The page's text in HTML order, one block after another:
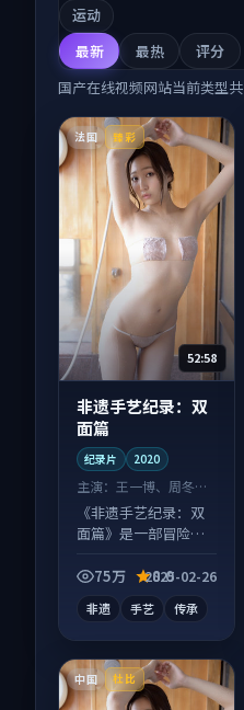
运动
最新
最热
评分
国产在线视频网站当前类型共
法国 臻彩
52:58
非遗手艺纪录：双
面篇
纪录片 2020
主演： 王一博、周冬雨
等
《非遗手艺纪录：双
面篇》是一部冒险向
续发酵，适合周末一
75万 8.0
2025-02-26
非遗 手艺 传承
中国 杜比